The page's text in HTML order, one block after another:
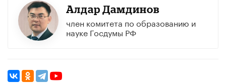
Алдар Дамдинов
член комитета по образованию и
науке Госдумы РФ